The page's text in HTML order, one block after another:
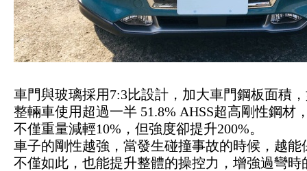
車門與玻璃採用7:3比設計，加大車門鋼板面積，
整輛車使用超過一半 51.8% AHSS超高剛性鋼材
不僅重量減輕10%，但強度卻提升200%。
車子的剛性越強， 當發生碰撞事故的時候，越能
不僅如此， 也能提升整體的操控力，增強過彎時